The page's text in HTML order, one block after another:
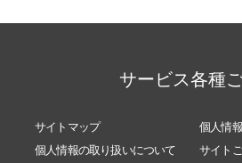
サービス各種
サイトマップ
個人情
個人情報の取り扱いについて
サイト